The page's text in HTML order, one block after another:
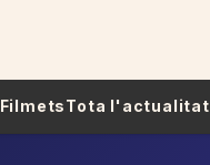
FilmetsTota l'actualitat